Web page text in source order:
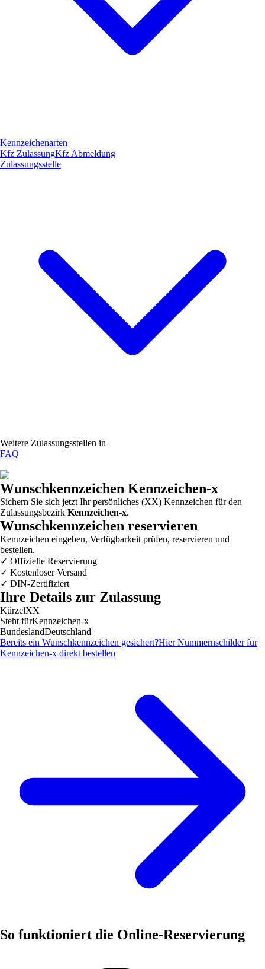
Kennzeichenarten
Kfz ZulassungKfz Abmeldung
Zulassungsstelle
Weitere Zulassungsstellen in
FAQ
Wunschkennzeichen Kennzeichen-x
Sichern Sie sich jetzt Ihr persönliches (XX) Kennzeichen für den
Zulassungsbezirk Kennzeichen-x.
Wunschkennzeichen reservieren
Kennzeichen eingeben, Verfügbarkeit prüfen, reservieren und
bestellen.
✓ Offizielle Reservierung
✓ Kostenloser Versand
✓ DIN-Zertifiziert
Ihre Details zur Zulassung
KürzelXX
Steht fürKennzeichen-x
BundeslandDeutschland
Bereits ein Wunschkennzeichen gesichert?Hier Nummernschilder für
Kennzeichen-x direkt bestellen
So funktioniert die Online-Reservierung